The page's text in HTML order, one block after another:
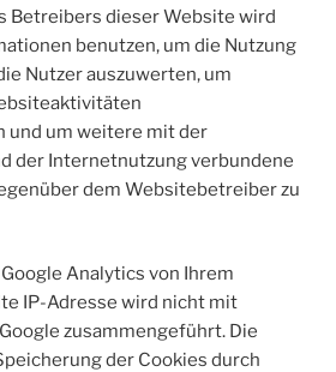
Betreibers dieser Website wird
benutzen, um die Nutzung
Nutzer auszuwerten, um
und um weitere mit der
der Internetnutzung verbundene
dem Websitebetreiber zu
Analytics von Ihrem
IP-Adresse wird nicht mit
zusammengeführt. Die
der Cookies durch